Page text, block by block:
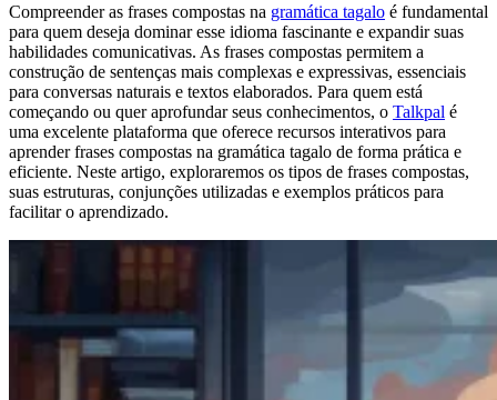
Compreender as frases compostas na gramática tagalo é fundamental
para quem deseja dominar esse idioma fascinante e expandir suas
habilidades comunicativas. As frases compostas permitem a
construção de sentenças mais complexas e expressivas, essenciais
para conversas naturais e textos elaborados. Para quem está
começando ou quer aprofundar seus conhecimentos, o Talkpal é
uma excelente plataforma que oferece recursos interativos para
aprender frases compostas na gramática tagalo de forma prática e
eficiente. Neste artigo, exploraremos os tipos de frases compostas,
suas estruturas, conjunções utilizadas e exemplos práticos para
facilitar o aprendizado.